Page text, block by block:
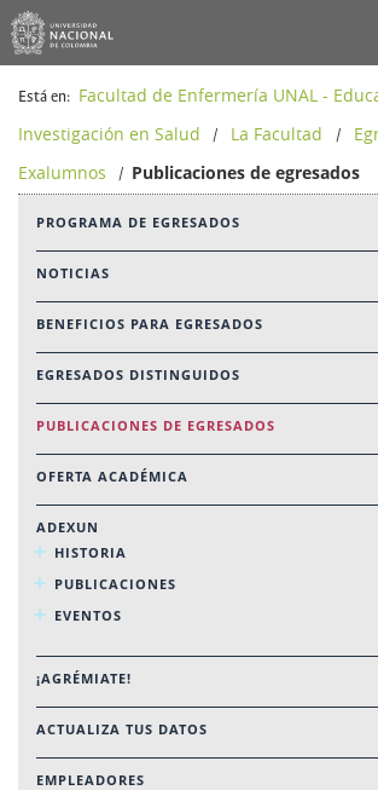
Está en: Facultad de Enfermería UNAL -
Investigación en Salud
/ La Facultad /
Exalumnos
/ Publicaciones de egresados
PROGRAMA DE EGRESADOS
NOTICIAS
BENEFICIOS PARA EGRESADOS
EGRESADOS DISTINGUIDOS
PUBLICACIONES DE EGRESADOS
OFERTA ACADÉMICA
ADEXUN
HISTORIA
PUBLICACIONES
EVENTOS
¡AGRÉMIATE!
ACTUALIZA TUS DATOS
EMPLEADORES